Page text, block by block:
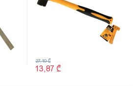
13,87 ₾
27,10₾